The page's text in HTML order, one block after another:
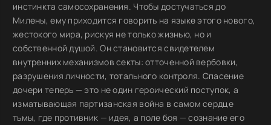
инстинкта самосохранения. Чтобы достучаться до
Милены, ему приходится говорить на языке этого нового,
жестокого мира, рискуя не только жизнью, но и
собственной душой. Он становится свидетелем
внутренних механизмов секты: отточенной вербовки,
разрушения личности, тотального контроля. Спасение
дочери теперь — это не один героический поступок, а
изматывающая партизанская война в самом сердце
тьмы, где противник — идея, а поле боя — сознание его